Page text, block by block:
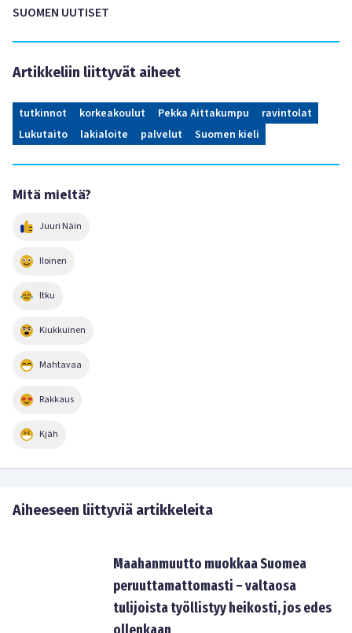
SUOMEN UUTISET
Artikkeliin liittyvät aiheet
tutkinnot korkeakoulut Pekka Aittakumpu
ravintolat
Lukutaito
lakialoite palvelut Suomen kieli
Mitä mieltä?
Juuri Näin
Iloinen
Itku
Kiukkuinen
Mahtavaa
Rakkaus
Kjäh
Aiheeseen liittyviä artikkeleita
Maahanmuutto muokkaa Suomea
peruuttamattomasti – valtaosa
tulijoista työllistyy heikosti, jos edes
ollenkaan